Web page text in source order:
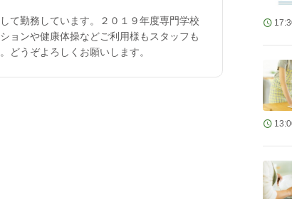
て勤務しています。２０１９年度専門学校
ョンや健康体操などご利用様もスタッフも
どうぞよろしくお願いします。